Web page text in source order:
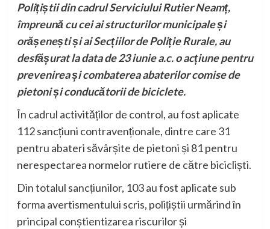
Polițiștii din cadrul Serviciului Rutier Neamț,
împreună cu cei ai structurilor municipale și
orășenești și ai Secțiilor de Poliție Rurale, au
desfășurat la data de 23 iunie a.c. o acțiune pentru
prevenirea și combaterea abaterilor comise de
pietoni și conducătorii de biciclete.
În cadrul activităților de control, au fost aplicate
112 sancțiuni contravenționale, dintre care 31
pentru abateri săvârșite de pietoni și 81 pentru
nerespectarea normelor rutiere de către bicicliști.
Din totalul sancțiunilor, 103 au fost aplicate sub
forma avertismentului scris, polițiștii urmărind în
principal conștientizarea riscurilor și